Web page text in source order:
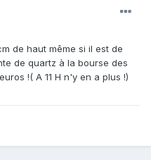
de haut même si il est de
de quartz à la bourse des
!( A 11 H n'y en a plus !)